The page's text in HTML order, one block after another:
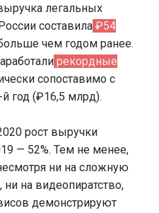
легальных
составила ₽54
чем годом ранее.
рекордные
сопоставимо с
год (₽16,5 млрд).
рост выручки
— 52%. Тем не менее,
ни на сложную
на видеопиратство,
демонстрируют